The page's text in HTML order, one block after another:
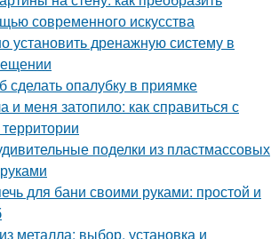
современного искусства
установить дренажную систему в
сделать опалубку в приямке
и меня затопило: как справиться с
поделки из пластмассовых
для бани своими руками: простой и
металла: выбор, установка и